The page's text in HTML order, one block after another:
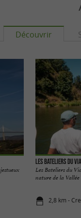
Découvrir
Les Bateliers du
Les Bateliers du
nature de la Vallée
2,8 km -